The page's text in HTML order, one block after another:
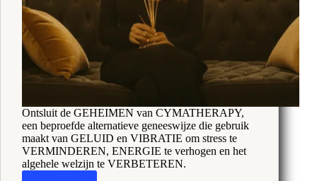
Ontsluit de GEHEIMEN van CYMATHERAPY,
een beproefde alternatieve geneeswijze die gebruik
maakt van GELUID en VIBRATIE om stress te
VERMINDEREN, ENERGIE te verhogen en het
algehele welzijn te VERBETEREN.